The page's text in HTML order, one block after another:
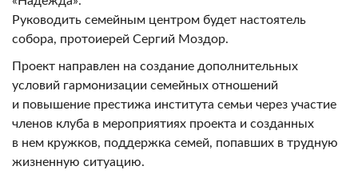
Руководить семейным центром будет настоятель
собора, протоиерей Сергий Моздор.
Проект направлен на создание дополнительных
условий гармонизации семейных отношений
и повышение престижа института семьи через участие
членов клуба в мероприятиях проекта и созданных
в нем кружков, поддержка семей, попавших в трудную
жизненную ситуацию.